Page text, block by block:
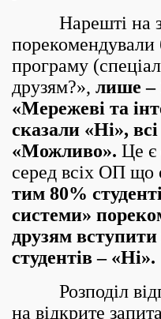
Нарешті на
програму
друзям?», лише –
«Мережеві та
сказали «Ні»,
«Можливо». Це є
серед всіх ОП що
тим 80%
системи»
друзям
студентів – «Ні».
Розподіл
на відкрите